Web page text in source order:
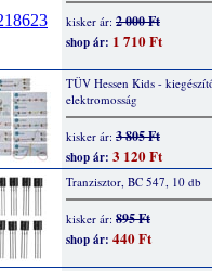
kisker ár: 2 000 Ft
shop ár: 1 710 Ft
TÜV Hessen Kids -
elektromosság
kisker ár: 3 805 Ft
shop ár: 3 120 Ft
Tranzisztor, BC 547, 10 db
kisker ár: 895 Ft
shop ár: 440 Ft